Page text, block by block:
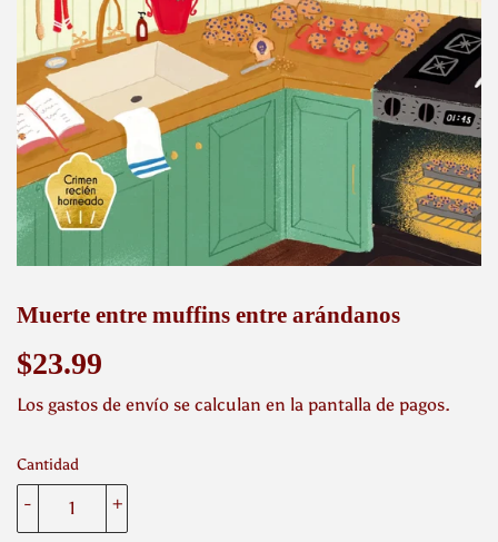
Muerte entre muffins entre arándanos
$23.99
Los gastos de envío se calculan en la pantalla de pagos.
Cantidad
+
-